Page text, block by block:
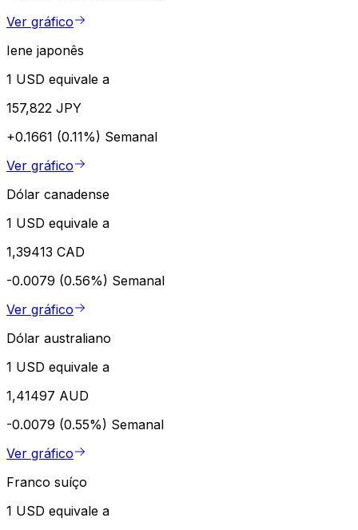
Ver gráfico
Iene japonês
1 USD equivale a
157,822 JPY
+0.1661 (0.11%) Semanal
Ver gráfico
Dólar canadense
1 USD equivale a
1,39413 CAD
-0.0079 (0.56%) Semanal
Ver gráfico
Dólar australiano
1 USD equivale a
1,41497 AUD
-0.0079 (0.55%) Semanal
Ver gráfico
Franco suíço
1 USD equivale a